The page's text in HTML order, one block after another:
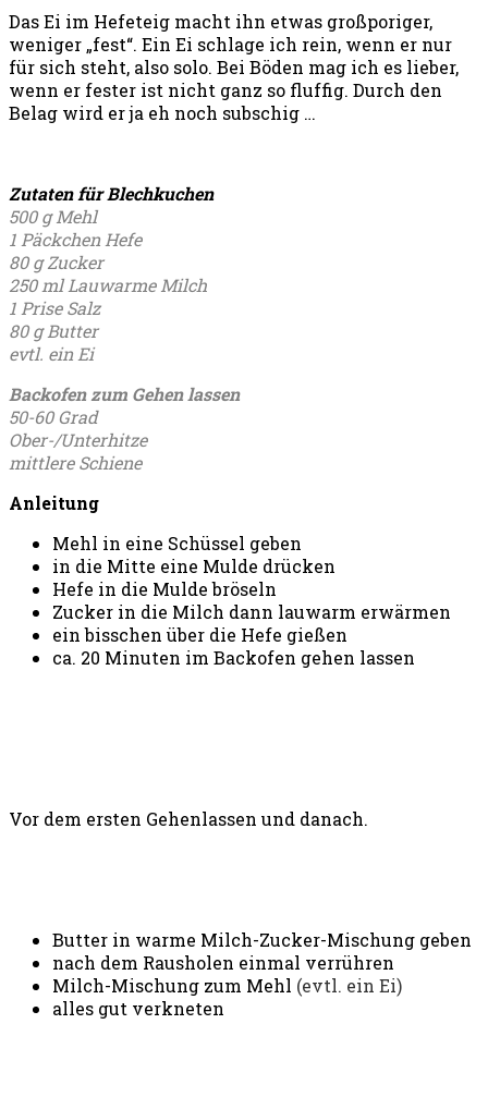
Das Ei im Hefeteig macht ihn etwas großporiger,
weniger „fest“. Ein Ei schlage ich rein, wenn er nur
für sich steht, also solo. Bei Böden mag ich es lieber,
wenn er fester ist nicht ganz so fluffig. Durch den
Belag wird er ja eh noch subschig …
Zutaten für Blechkuchen
500 g Mehl
1 Päckchen Hefe
80 g Zucker
250 ml Lauwarme Milch
1 Prise Salz
80 g Butter
evtl. ein Ei
Backofen zum Gehen lassen
50-60 Grad
Ober-/Unterhitze
mittlere Schiene
Anleitung
Mehl in eine Schüssel geben
in die Mitte eine Mulde drücken
Hefe in die Mulde bröseln
Zucker in die Milch dann lauwarm erwärmen
ein bisschen über die Hefe gießen
ca. 20 Minuten im Backofen gehen lassen
Vor dem ersten Gehenlassen und danach.
Butter in warme Milch-Zucker-Mischung geben
nach dem Rausholen einmal verrühren
Milch-Mischung zum Mehl (evtl. ein Ei)
alles gut verkneten